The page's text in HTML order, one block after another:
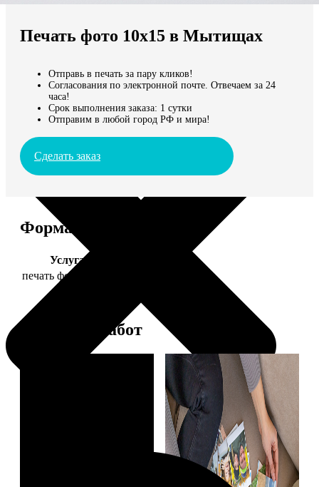
Мы доставляем по всему миру
Продолжить без города
Печать фото 10х15 в Мытищах
Отправь в печать за пару кликов!
Согласования по электронной почте. Отвечаем за 24
часа!
Срок выполнения заказа: 1 сутки
Отправим в любой город РФ и мира!
Сделать заказ
Форматы и цены
Услуга
печать фото 10х15
Примеры работ